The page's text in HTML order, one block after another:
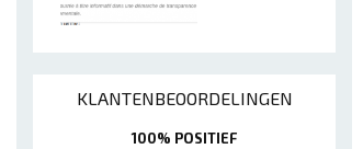
KLANTENBEOORDELINGEN
100% POSITIEF